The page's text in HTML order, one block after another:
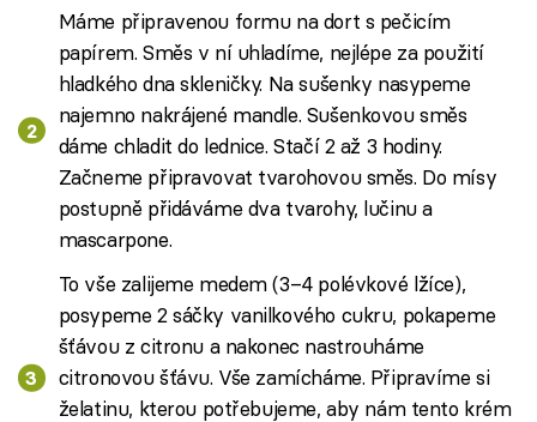
Máme připravenou formu na dort s pečicím
papírem. Směs v ní uhladíme, nejlépe za použití
hladkého dna skleničky. Na sušenky nasypeme
najemno nakrájené mandle. Sušenkovou směs
dáme chladit do lednice. Stačí 2 až 3 hodiny.
Začneme připravovat tvarohovou směs. Do mísy
postupně přidáváme dva tvarohy, lučinu a
mascarpone.
To vše zalijeme medem (3–4 polévkové lžíce),
posypeme 2 sáčky vanilkového cukru, pokapeme
šťávou z citronu a nakonec nastrouháme
citronovou šťávu. Vše zamícháme. Připravíme si
želatinu, kterou potřebujeme, aby nám tento krém